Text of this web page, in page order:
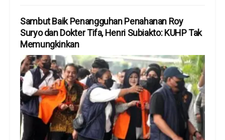
Sambut Baik Penangguhan Penahanan Roy
Suryo dan Dokter Tifa, Henri Subiakto: KUHP Tak
Memungkinkan